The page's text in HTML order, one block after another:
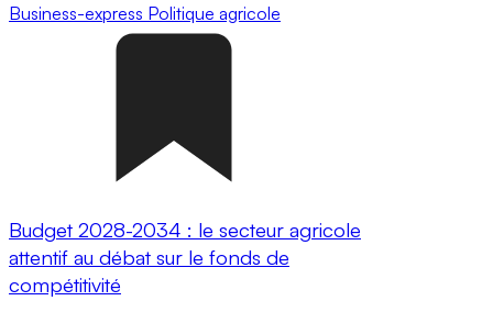
Business-express Politique agricole
Budget 2028-2034 : le secteur agricole
attentif au débat sur le fonds de
compétitivité